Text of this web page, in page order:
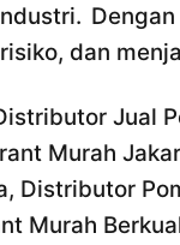
dan
Jual
Murah
Distributor
Murah